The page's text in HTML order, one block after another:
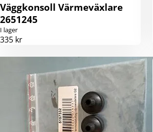
Väggkonsoll Värmeväxlare
2651245
I lager
335 kr